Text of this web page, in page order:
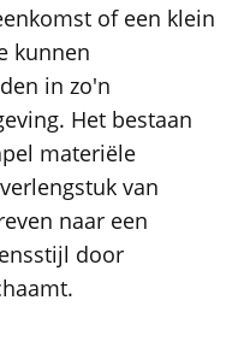
of een klein
kunnen
in zo'n
Het bestaan
materiële
van
naar een
door